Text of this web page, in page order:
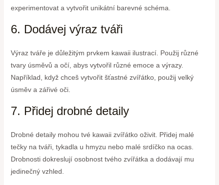
experimentovat a vytvořit unikátní barevné schéma.
6. Dodávej výraz tváři
Výraz tváře je důležitým prvkem kawaii ilustrací. Použij různé
tvary úsměvů a očí, abys vytvořil různé emoce a výrazy.
Například, když chceš vytvořit šťastné zvířátko, použij velký
úsměv a zářivé oči.
7. Přidej drobné detaily
Drobné detaily mohou tvé kawaii zvířátko oživit. Přidej malé
tečky na tváři, tykadla u hmyzu nebo malé srdíčko na ocas.
Drobnosti dokreslují osobnost tvého zvířátka a dodávají mu
jedinečný vzhled.